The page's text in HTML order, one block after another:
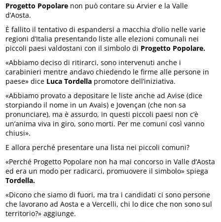
Progetto Popolare non può contare su Arvier e la Valle
d’Aosta.
È fallito il tentativo di espandersi a macchia d’olio nelle varie
regioni d’Italia presentando liste alle elezioni comunali nei
piccoli paesi valdostani con il simbolo di Progetto Popolare.
«Abbiamo deciso di ritirarci, sono intervenuti anche i
carabinieri mentre andavo chiedendo le firme alle persone in
paese» dice Luca Tordella promotore dell’iniziativa.
«Abbiamo provato a depositare le liste anche ad Avise (dice
storpiando il nome in un Avais) e Jovençan (che non sa
pronunciare), ma è assurdo, in questi piccoli paesi non c’è
un’anima viva in giro, sono morti. Per me comuni così vanno
chiusi».
E allora perché presentare una lista nei piccoli comuni?
«Perché Progetto Popolare non ha mai concorso in Valle d’Aosta
ed era un modo per radicarci, promuovere il simbolo» spiega
Tordella.
«Dicono che siamo di fuori, ma tra i candidati ci sono persone
che lavorano ad Aosta e a Vercelli, chi lo dice che non sono sul
territorio?» aggiunge.